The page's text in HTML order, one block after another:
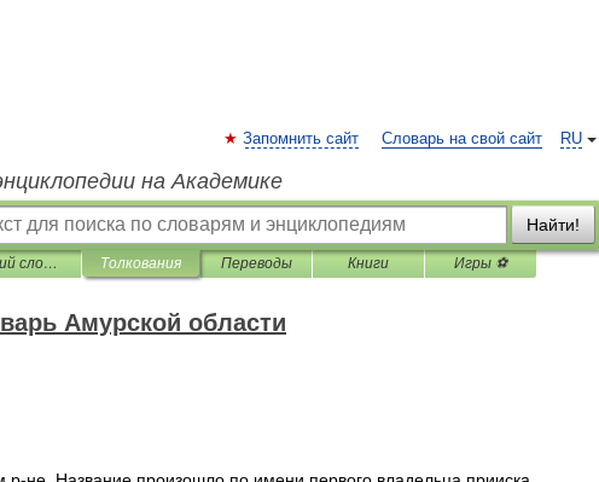
RU
Запомнить сайт Словарь на свой сайт
на Академике
Найти!
Топонимический словарь Амурской области Толкования Переводы Книги Игры ⚽
Амурской области